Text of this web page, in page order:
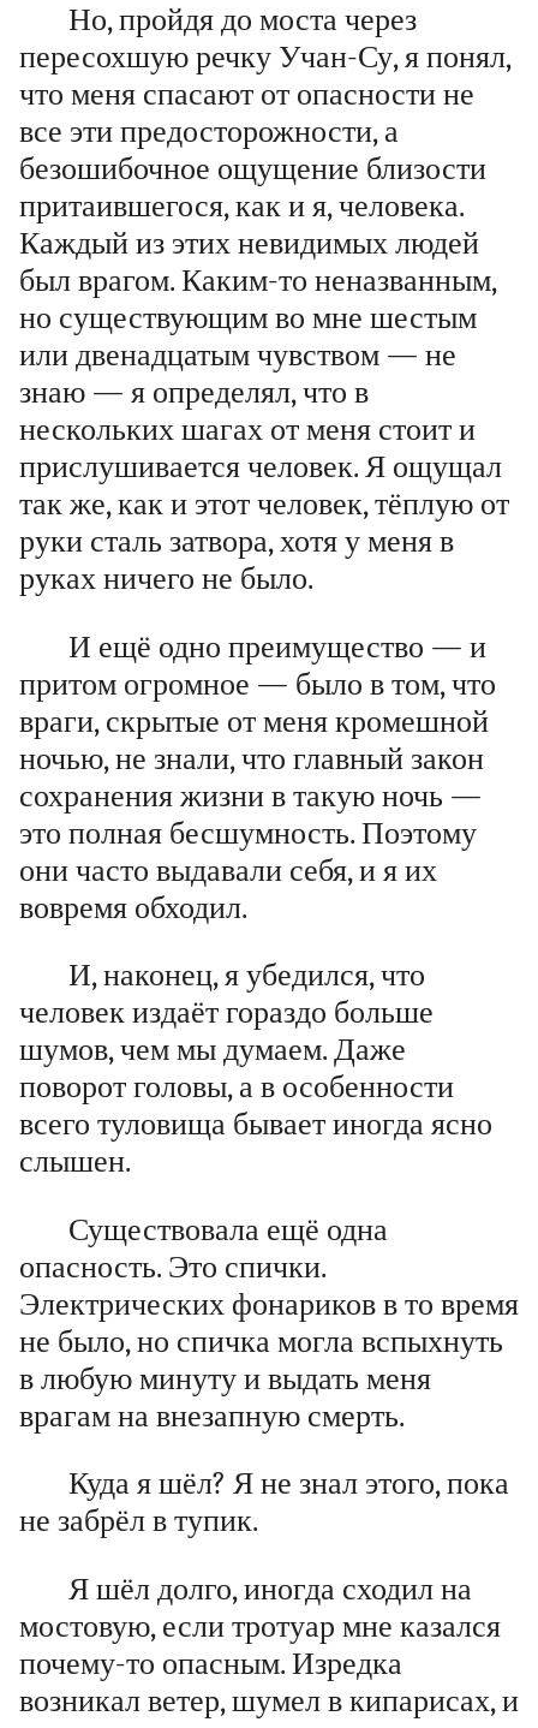
Но, пройдя до моста через
пересохшую речку Учан-Су, я понял,
что меня спасают от опасности не
все эти предосторожности, а
безошибочное ощущение близости
притаившегося, как и я, человека.
Каждый из этих невидимых людей
был врагом. Каким-то неназванным,
но существующим во мне шестым
или двенадцатым чувством — не
знаю — я определял, что в
нескольких шагах от меня стоит и
прислушивается человек. Я ощущал
так же, как и этот человек, тёплую от
руки сталь затвора, хотя у меня в
руках ничего не было.
И ещё одно преимущество — и
притом огромное — было в том, что
враги, скрытые от меня кромешной
ночью, не знали, что главный закон
сохранения жизни в такую ночь —
это полная бесшумность. Поэтому
они часто выдавали себя, и я их
вовремя обходил.
И, наконец, я убедился, что
человек издаёт гораздо больше
шумов, чем мы думаем. Даже
поворот головы, а в особенности
всего туловища бывает иногда ясно
слышен.
Существовала ещё одна
опасность. Это спички.
Электрических фонариков в то время
не было, но спичка могла вспыхнуть
в любую минуту и выдать меня
врагам на внезапную смерть.
Куда я шёл? Я не знал этого, пока
не забрёл в тупик.
Я шёл долго, иногда сходил на
мостовую, если тротуар мне казался
почему-то опасным. Изредка
возникал ветер, шумел в кипарисах, и